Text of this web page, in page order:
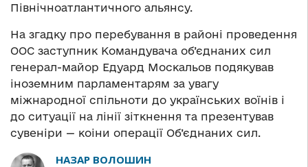
Північноатлантичного альянсу.
На згадку про перебування в районі проведення
ООС заступник Командувача об’єднаних сил
генерал-майор Едуард Москальов подякував
іноземним парламентарям за увагу
міжнародної спільноти до українських воїнів і
до ситуації на лінії зіткнення та презентував
сувеніри — коіни операції Об’єднаних сил.
НАЗАР ВОЛОШИН